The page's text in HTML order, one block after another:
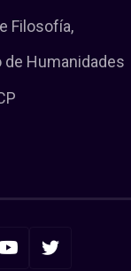
Filosofía,
de Humanidades